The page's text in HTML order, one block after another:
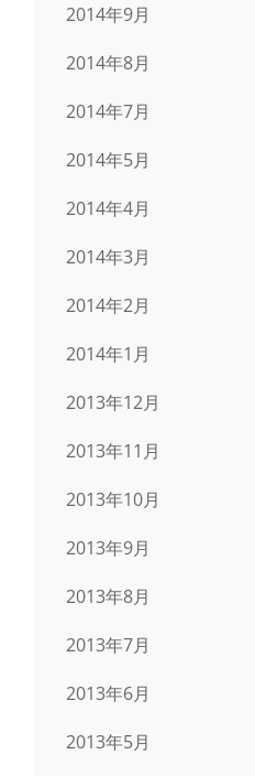
2014年9月
2014年8月
2014年7月
2014年5月
2014年4月
2014年3月
2014年2月
2014年1月
2013年12月
2013年11月
2013年10月
2013年9月
2013年8月
2013年7月
2013年6月
2013年5月